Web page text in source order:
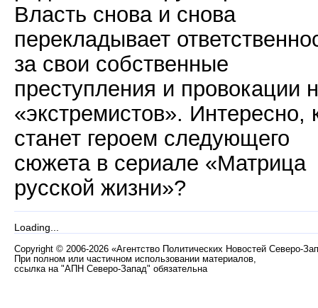
Власть снова и снова
перекладывает
за свои собственные
преступления и провокации
«экстремистов». Интересно,
станет героем следующего
сюжета в сериале «Матрица
русской жизни»?
Loading...
Copyright © 2006-2026 «Агентство Политических Новостей Северо-
При полном или частичном использовании материалов,
ссылка на "АПН Северо-Запад" обязательна